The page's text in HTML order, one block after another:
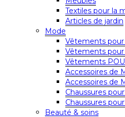
Textiles pour la
Articles de jardin
Mode
Vêtements
Vêtements
Vêtements
Accessoires de
Accessoires de
Chaussures
Chaussures
Beauté & soins